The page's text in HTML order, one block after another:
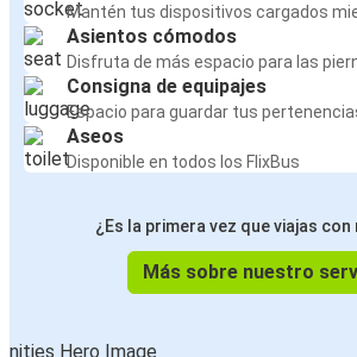
Mantén tus dispositivos cargados
Asientos cómodos
Disfruta de más espacio para las
Consigna de equipajes
Espacio para guardar tus
Aseos
Disponible en todos los FlixBus
¿Es la primera vez que viajas
Más sobre nuestro